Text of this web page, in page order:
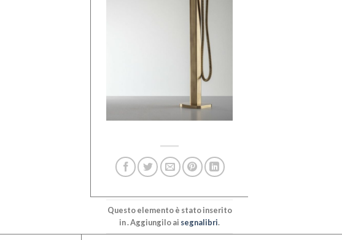
Questo elemento è stato inserito
in . Aggiungilo ai segnalibri.